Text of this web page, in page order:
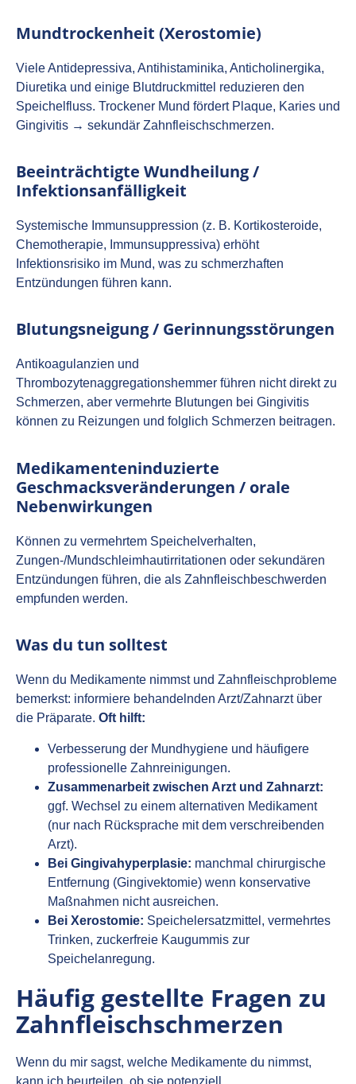
Mundtrockenheit (Xerostomie)
Viele Antidepressiva, Antihistaminika, Anticholinergika,
Diuretika und einige Blutdruckmittel reduzieren den
Speichelfluss. Trockener Mund fördert Plaque, Karies und
Gingivitis → sekundär Zahnfleischschmerzen.
Beeinträchtigte Wundheilung /
Infektionsanfälligkeit
Systemische Immunsuppression (z. B. Kortikosteroide,
Chemotherapie, Immunsuppressiva) erhöht
Infektionsrisiko im Mund, was zu schmerzhaften
Entzündungen führen kann.
Blutungsneigung / Gerinnungsstörungen
Antikoagulanzien und
Thrombozytenaggregationshemmer führen nicht direkt zu
Schmerzen, aber vermehrte Blutungen bei Gingivitis
können zu Reizungen und folglich Schmerzen beitragen.
Medikamenteninduzierte
Geschmacksveränderungen / orale
Nebenwirkungen
Können zu vermehrtem Speichelverhalten,
Zungen‑/Mundschleimhautirritationen oder sekundären
Entzündungen führen, die als Zahnfleischbeschwerden
empfunden werden.
Was du tun solltest
Wenn du Medikamente nimmst und Zahnfleischprobleme
bemerkst: informiere behandelnden Arzt/Zahnarzt über
die Präparate. Oft hilft:
Verbesserung der Mundhygiene und häufigere
professionelle Zahnreinigungen.
Zusammenarbeit zwischen Arzt und Zahnarzt:
ggf. Wechsel zu einem alternativen Medikament
(nur nach Rücksprache mit dem verschreibenden
Arzt).
Bei Gingivahyperplasie: manchmal chirurgische
Entfernung (Gingivektomie) wenn konservative
Maßnahmen nicht ausreichen.
Bei Xerostomie: Speichelersatzmittel, vermehrtes
Trinken, zuckerfreie Kaugummis zur
Speichelanregung.
Häufig gestellte Fragen zu
Zahnfleischschmerzen
Wenn du mir sagst, welche Medikamente du nimmst,
kann ich beurteilen, ob sie potenziell